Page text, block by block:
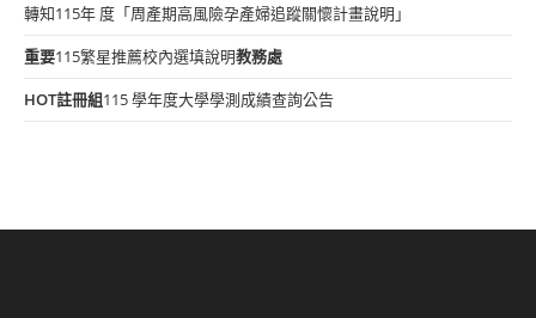
轉知115年 度「周產期高風險孕產婦追蹤關懷計畫說明」
重要115繁星推薦校內選填說明教務處
HOT註冊組115 學年度大學學測成績查詢公告